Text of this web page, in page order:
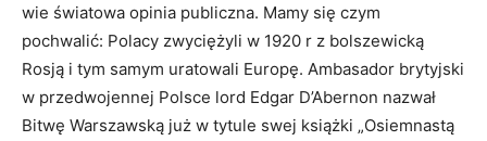
wie światowa opinia publiczna. Mamy się czym
pochwalić: Polacy zwyciężyli w 1920 r z bolszewicką
Rosją i tym samym uratowali Europę. Ambasador brytyjski
w przedwojennej Polsce lord Edgar D’Abernon nazwał
Bitwę Warszawską już w tytule swej książki „Osiemnastą